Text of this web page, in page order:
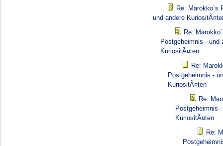
Re: Marokko`s
und andere
Re:
Postgeheimnis - und
KuriositÃ¤ten
Re:
Postgeheimnis -
KuriositÃ¤ten
Re:
Postgeheimnis
KuriositÃ¤ten
Re: